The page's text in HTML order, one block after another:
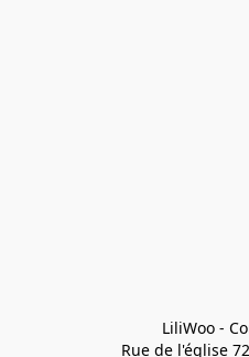
LiliWoo -
Rue de l'église